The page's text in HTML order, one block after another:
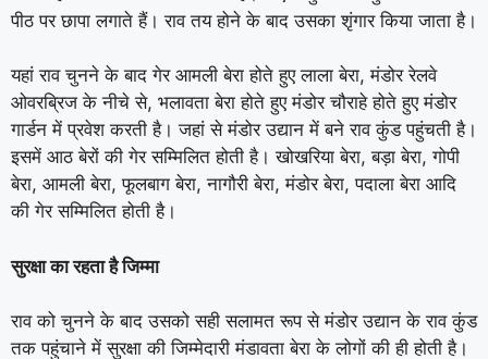
पीठ पर छापा लगाते हैं। राव तय होने के बाद उसका शृंगार किया जाता है।
यहां राव चुनने के बाद गेर आमली बेरा होते हुए लाला बेरा, मंडोर रेलवे
ओवरब्रिज के नीचे से, भलावता बेरा होते हुए मंडोर चौराहे होते हुए मंडोर
गार्डन में प्रवेश करती है। जहां से मंडोर उद्यान में बने राव कुंड पहुंचती है।
इसमें आठ बेरों की गेर सम्मिलित होती है। खोखरिया बेरा, बड़ा बेरा, गोपी
बेरा, आमली बेरा, फूलबाग बेरा, नागौरी बेरा, मंडोर बेरा, पदाला बेरा आदि
की गेर सम्मिलित होती है।
सुरक्षा का रहता है जिम्मा
राव को चुनने के बाद उसको सही सलामत रूप से मंडोर उद्यान के राव कुंड
तक पहुंचाने में सुरक्षा की जिम्मेदारी मंडावता बेरा के लोगों की ही होती है।